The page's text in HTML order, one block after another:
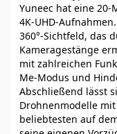
Yuneec hat eine
4K-UHD-
360°-Sichtfeld, das
Kameragestänge
mit zahlreichen
Me-Modus und
Abschließend lässt
Drohnenmodelle
beliebtesten auf